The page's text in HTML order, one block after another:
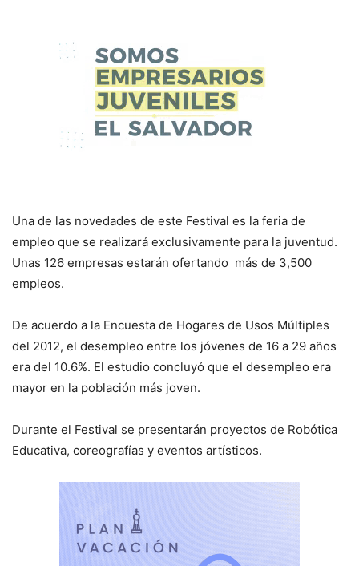
Una de las novedades de este Festival es la feria de
empleo que se realizará exclusivamente para la juventud.
Unas 126 empresas estarán ofertando más de 3,500
empleos.
De acuerdo a la Encuesta de Hogares de Usos Múltiples
del 2012, el desempleo entre los jóvenes de 16 a 29 años
era del 10.6%. El estudio concluyó que el desempleo era
mayor en la población más joven.
Durante el Festival se presentarán proyectos de Robótica
Educativa, coreografías y eventos artísticos.